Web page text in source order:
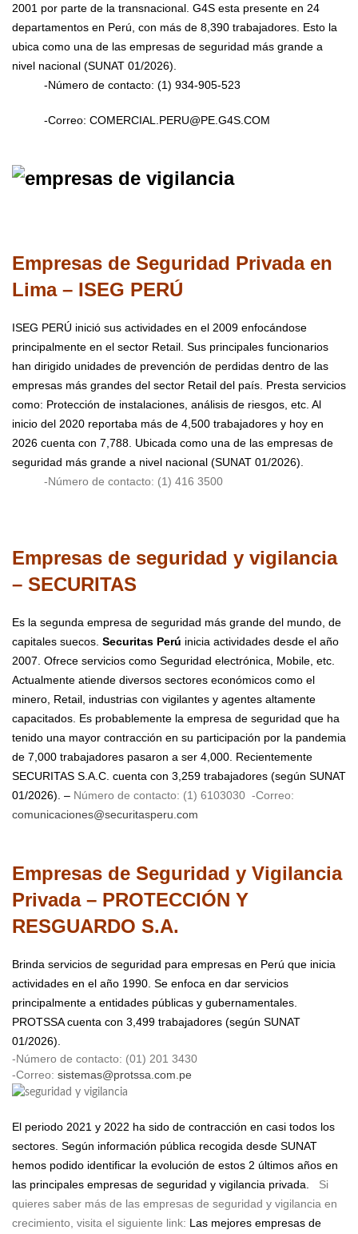
2001 por parte de la transnacional. G4S esta presente en 24
departamentos en Perú, con más de 8,390 trabajadores. Esto la
ubica como una de las empresas de seguridad más grande a
nivel nacional (SUNAT 01/2026).
-Número de contacto: (1) 934-905-523
-Correo: COMERCIAL.PERU@PE.G4S.COM
Empresas de Seguridad Privada en
Lima – ISEG PERÚ
ISEG PERÚ inició sus actividades en el 2009 enfocándose
principalmente en el sector Retail. Sus principales funcionarios
han dirigido unidades de prevención de perdidas dentro de las
empresas más grandes del sector Retail del país. Presta servicios
como: Protección de instalaciones, análisis de riesgos, etc. Al
inicio del 2020 reportaba más de 4,500 trabajadores y hoy en
2026 cuenta con 7,788. Ubicada como una de las empresas de
seguridad más grande a nivel nacional (SUNAT 01/2026).
-Número de contacto: (1) 416 3500
Empresas de seguridad y vigilancia
– SECURITAS
Es la segunda empresa de seguridad más grande del mundo, de
capitales suecos. Securitas Perú inicia actividades desde el año
2007. Ofrece servicios como Seguridad electrónica, Mobile, etc.
Actualmente atiende diversos sectores económicos como el
minero, Retail, industrias con vigilantes y agentes altamente
capacitados. Es probablemente la empresa de seguridad que ha
tenido una mayor contracción en su participación por la pandemia
de 7,000 trabajadores pasaron a ser 4,000. Recientemente
SECURITAS S.A.C. cuenta con 3,259 trabajadores (según SUNAT
01/2026). – Número de contacto: (1) 6103030 -Correo:
comunicaciones@securitasperu.com
Empresas de Seguridad y Vigilancia
Privada – PROTECCIÓN Y
RESGUARDO S.A.
Brinda servicios de seguridad para empresas en Perú que inicia
actividades en el año 1990. Se enfoca en dar servicios
principalmente a entidades públicas y gubernamentales.
PROTSSA cuenta con 3,499 trabajadores (según SUNAT
01/2026).
-Número de contacto: (01) 201 3430
-Correo: sistemas@protssa.com.pe
El periodo 2021 y 2022 ha sido de contracción en casi todos los
sectores. Según información pública recogida desde SUNAT
hemos podido identificar la evolución de estos 2 últimos años en
las principales empresas de seguridad y vigilancia privada.
Si
quieres saber más de las empresas de seguridad y vigilancia en
crecimiento, visita el siguiente link: Las mejores empresas de